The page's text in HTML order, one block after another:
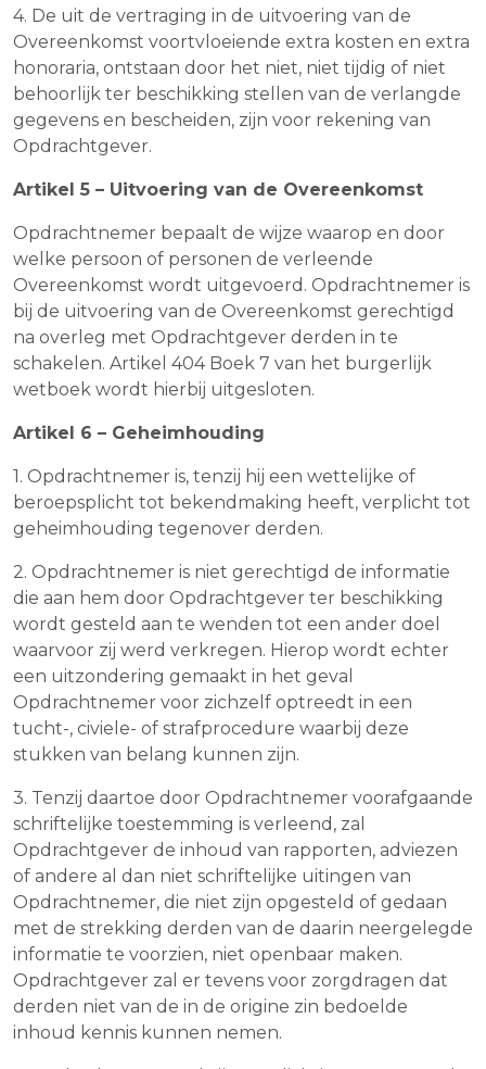
4. De uit de vertraging in de uitvoering van de
Overeenkomst voortvloeiende extra kosten en extra
honoraria, ontstaan door het niet, niet tijdig of niet
behoorlijk ter beschikking stellen van de verlangde
gegevens en bescheiden, zijn voor rekening van
Opdrachtgever.
Artikel 5 – Uitvoering van de Overeenkomst
Opdrachtnemer bepaalt de wijze waarop en door
welke persoon of personen de verleende
Overeenkomst wordt uitgevoerd. Opdrachtnemer is
bij de uitvoering van de Overeenkomst gerechtigd
na overleg met Opdrachtgever derden in te
schakelen. Artikel 404 Boek 7 van het burgerlijk
wetboek wordt hierbij uitgesloten.
Artikel 6 – Geheimhouding
1. Opdrachtnemer is, tenzij hij een wettelijke of
beroepsplicht tot bekendmaking heeft, verplicht tot
geheimhouding tegenover derden.
2. Opdrachtnemer is niet gerechtigd de informatie
die aan hem door Opdrachtgever ter beschikking
wordt gesteld aan te wenden tot een ander doel
waarvoor zij werd verkregen. Hierop wordt echter
een uitzondering gemaakt in het geval
Opdrachtnemer voor zichzelf optreedt in een
tucht-, civiele- of strafprocedure waarbij deze
stukken van belang kunnen zijn.
3. Tenzij daartoe door Opdrachtnemer voorafgaande
schriftelijke toestemming is verleend, zal
Opdrachtgever de inhoud van rapporten, adviezen
of andere al dan niet schriftelijke uitingen van
Opdrachtnemer, die niet zijn opgesteld of gedaan
met de strekking derden van de daarin neergelegde
informatie te voorzien, niet openbaar maken.
Opdrachtgever zal er tevens voor zorgdragen dat
derden niet van de in de origine zin bedoelde
inhoud kennis kunnen nemen.